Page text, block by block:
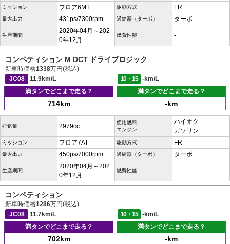
ミッション フロア6MT 駆動方式 FR
最大出力 431ps/7300rpm 過給器（ターボ） ターボ
生産期間
2020年04月～202
0年12月
燃費性能 -
コンペティション M DCT ドライブロジック
新車時価格1338万円(税込)
JC08
11.9km/L 10・15
-km/L
満タンでどこまで走る？
714km
満タンでどこまで走る？
-km
排気量 2979cc
使用燃料
エンジン
ハイオク
ガソリン
ミッション フロア7AT 駆動方式 FR
最大出力 450ps/7000rpm 過給器（ターボ） ターボ
生産期間
2020年04月～202
0年12月
燃費性能 -
コンペティション
新車時価格1286万円(税込)
JC08
11.7km/L 10・15
-km/L
満タンでどこまで走る？
702km
満タンでどこまで走る？
-km